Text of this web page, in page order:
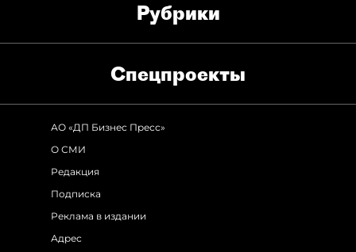
Рубрики
Спец­проекты
АО «ДП Бизнес Пресс»
О СМИ
Редакция
Подписка
Реклама в издании
Адрес